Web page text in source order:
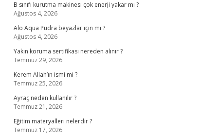
B sınıfı kurutma makinesi çok enerji yakar mı ?
Ağustos 4, 2026
Alo Aqua Pudra beyazlar için mi ?
Ağustos 4, 2026
Yakın koruma sertifikası nereden alınır ?
Temmuz 29, 2026
Kerem Allah’ın ismi mi ?
Temmuz 25, 2026
Ayraç neden kullanılır ?
Temmuz 21, 2026
Eğitim materyalleri nelerdir ?
Temmuz 17, 2026